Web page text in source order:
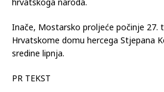
Inače, Mostarsko proljeće počinje 27.
Hrvatskome domu hercega Stjepana
sredine lipnja.
PR TEKST